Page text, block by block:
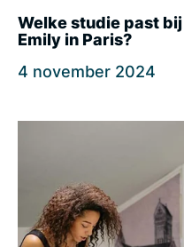
Welke studie past
Emily in Paris?
4 november 2024